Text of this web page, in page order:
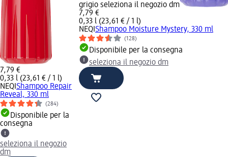
7,79 €
0,33 l (23,61 € / 1 l)
NEQI Shampoo Repair
Reveal, 330 ml
(284)
Disponibile per la
consegna
seleziona il negozio
dm
grigio seleziona il negozio dm
7,79 €
0,33 l (23,61 € / 1 l)
NEQI Shampoo Moisture Mystery, 330 ml
(128)
Disponibile per la consegna
seleziona il negozio dm